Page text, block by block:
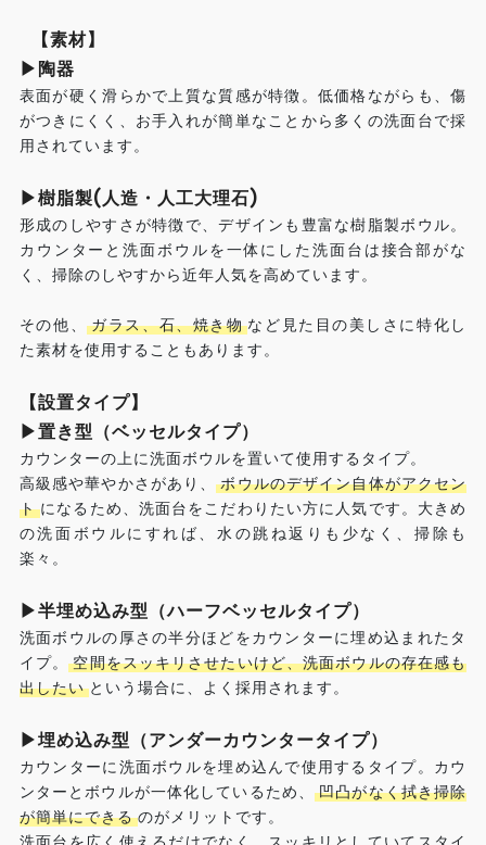
【素材】
▶︎陶器
表面が硬く滑らかで上質な質感が特徴。低価格ながらも、傷
がつきにくく、お手入れが簡単なことから多くの洗面台で採
用されています。
▶︎樹脂製(人造・人工大理石)
形成のしやすさが特徴で、デザインも豊富な樹脂製ボウル。
カウンターと洗面ボウルを一体にした洗面台は接合部がな
く、掃除のしやすから近年人気を高めています。
その他、 ガラス、石、焼き物 など見た目の美しさに特化し
た素材を使用することもあります。
【設置タイプ】
▶︎置き型（ベッセルタイプ）
カウンターの上に洗面ボウルを置いて使用するタイプ。
高級感や華やかさがあり、 ボウルのデザイン自体がアクセン
ト になるため、洗面台をこだわりたい方に人気です。大きめ
の洗面ボウルにすれば、水の跳ね返りも少なく、掃除も
楽々。
▶︎半埋め込み型（ハーフベッセルタイプ）
洗面ボウルの厚さの半分ほどをカウンターに埋め込まれたタ
イプ。 空間をスッキリさせたいけど、洗面ボウルの存在感も
出したい という場合に、よく採用されます。
▶︎埋め込み型（アンダーカウンタータイプ）
カウンターに洗面ボウルを埋め込んで使用するタイプ。カウ
ンターとボウルが一体化しているため、
凹凸がなく拭き掃除
が簡単にできる のがメリットです。